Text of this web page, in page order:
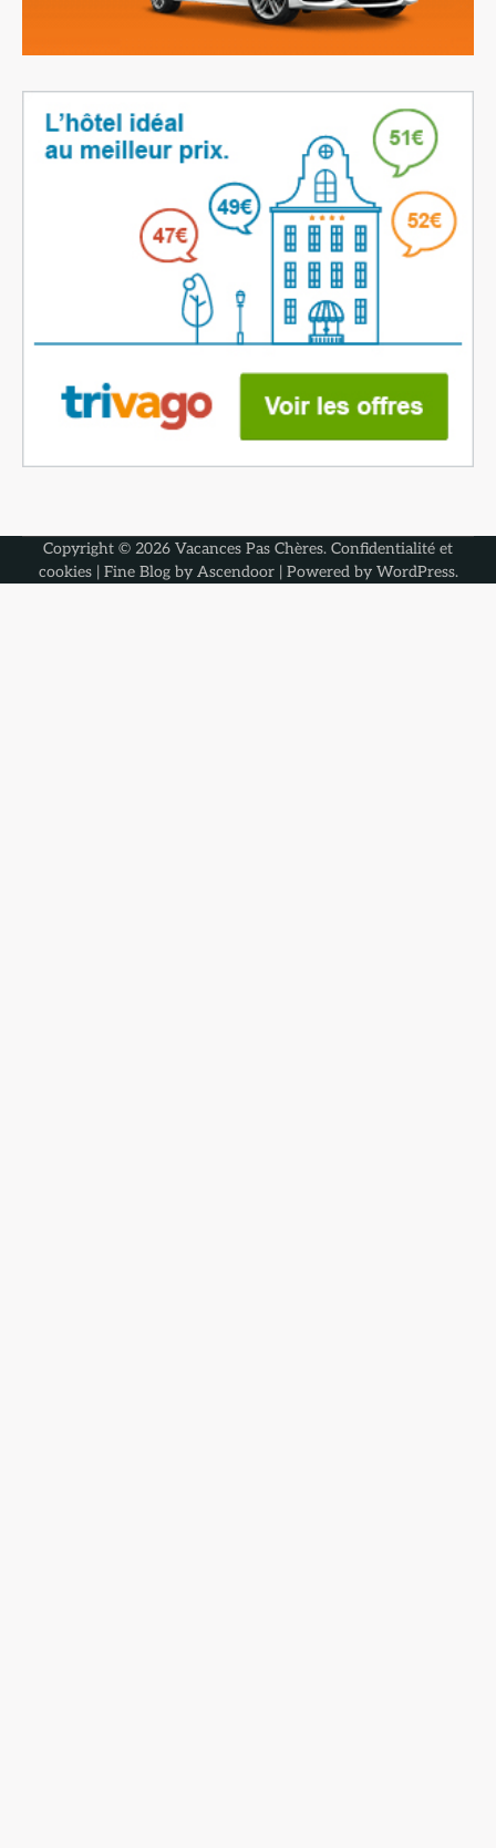
Copyright © 2026 Vacances Pas Chères. Confidentialité et
cookies| Fine Blog by Ascendoor| Powered by WordPress.